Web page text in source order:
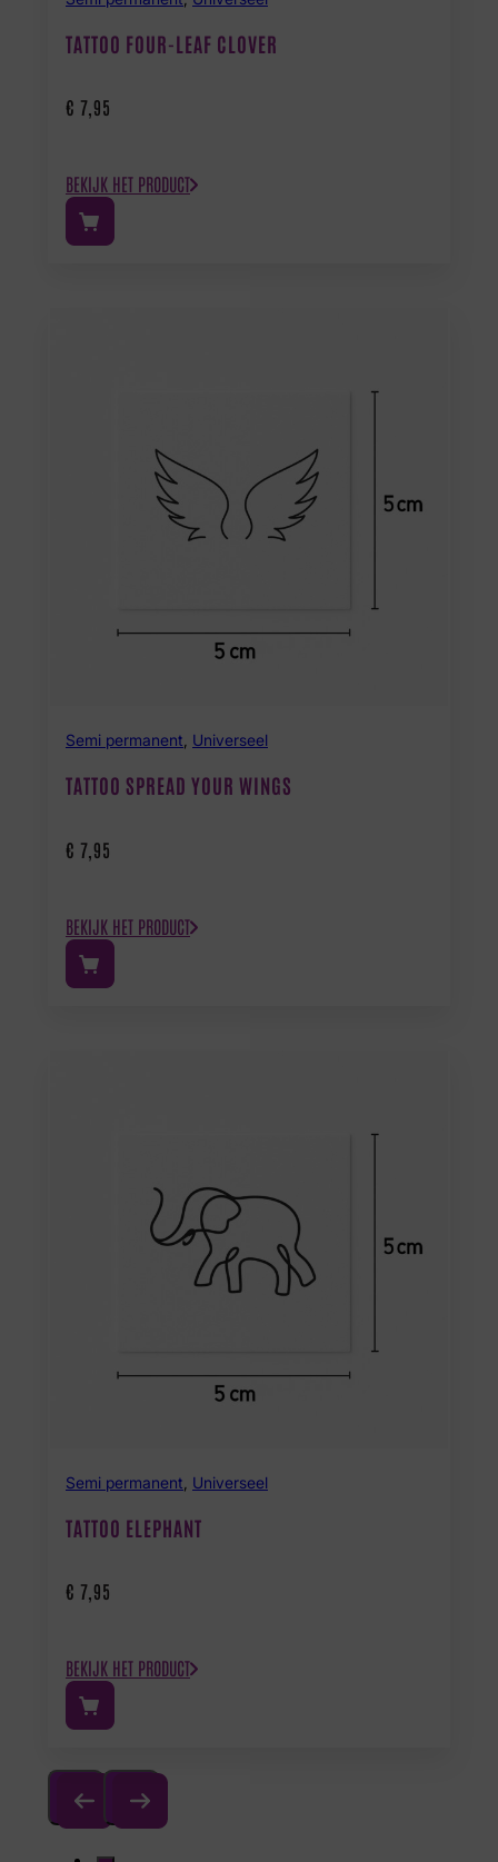
TATTOO FOUR-LEAF CLOVER
€ 7,95
BEKIJK HET PRODUCT
Semi permanent Universeel
TATTOO SPREAD YOUR WINGS
€ 7,95
BEKIJK HET PRODUCT
Semi permanent Universeel
TATTOO ELEPHANT
€ 7,95
BEKIJK HET PRODUCT